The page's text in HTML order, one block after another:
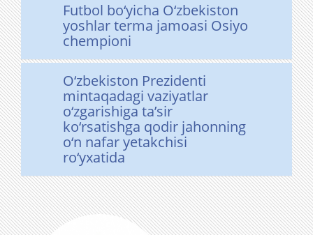
Futbol bo‘yicha O‘zbekiston
yoshlar terma jamoasi Osiyo
chempioni
O‘zbekiston Prezidenti
mintaqadagi vaziyatlar
o‘zgarishiga ta’sir
ko‘rsatishga qodir jahonning
o‘n nafar yetakchisi
ro‘yxatida